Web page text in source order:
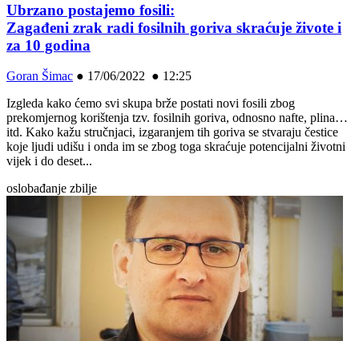
Ubrzano postajemo fosili:
Zagađeni zrak radi fosilnih goriva skraćuje živote i
za 10 godina
Goran Šimac ● 17/06/2022 ● 12:25
Izgleda kako ćemo svi skupa brže postati novi fosili zbog
prekomjernog korištenja tzv. fosilnih goriva, odnosno nafte, plina…
itd. Kako kažu stručnjaci, izgaranjem tih goriva se stvaraju čestice
koje ljudi udišu i onda im se zbog toga skraćuje potencijalni životni
vijek i do deset...
oslobađanje zbilje